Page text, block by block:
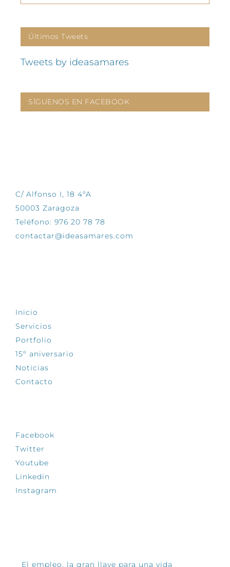
Últimos Tweets
Tweets by ideasamares
SÍGUENOS EN FACEBOOK
C/ Alfonso I, 18 4ºA
50003 Zaragoza
Teléfono: 976 20 78 78
contactar@ideasamares.com
Inicio
Servicios
Portfolio
15º aniversario
Noticias
Contacto
Facebook
Twitter
Youtube
Linkedin
Instagram
El empleo, la gran llave para una vida